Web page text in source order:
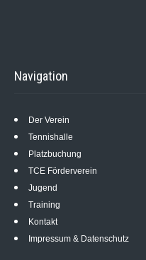
Navigation
Der Verein
Tennishalle
Platzbuchung
TCE Förderverein
Jugend
Training
Kontakt
Impressum & Datenschutz